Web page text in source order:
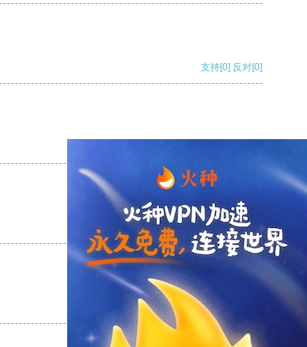
支持[0] 反对[0]
支持 [0] 反对 [0]
支持